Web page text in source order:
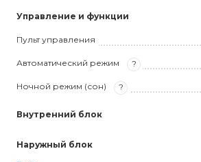
Управление и функции
Пульт управления
Автоматический режим ?
Ночной режим (сон) ?
Внутренний блок
Наружный блок